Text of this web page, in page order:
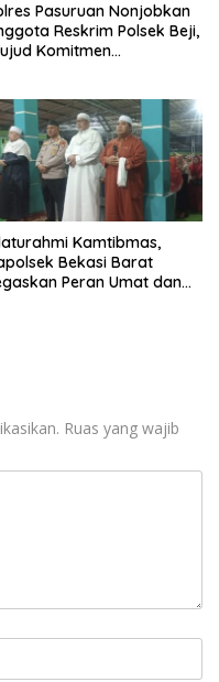
Pasuruan Nonjobkan
Reskrim Polsek Beji,
Komitmen
Kamtibmas,
Bekasi Barat
Peran Umat dan
Ruas yang wajib